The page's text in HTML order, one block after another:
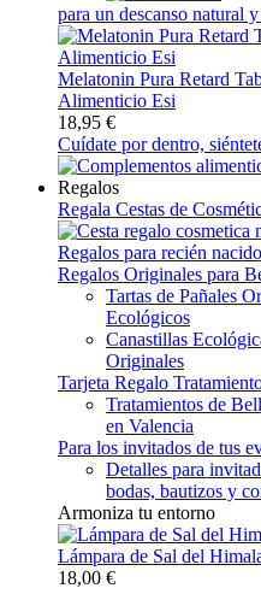
para un descanso natural
Melatonin Pura Retard
Alimenticio Esi
18,95 €
Cuídate por dentro,
Regalos
Regala Cestas de
Regalos para recién
Regalos Originales para
Tartas de Pañales
Ecológicos
Canastillas
Originales
Tarjeta Regalo
Tratamientos de
en Valencia
Para los invitados de tus
Detalles para
bodas, bautizos y
Armoniza tu entorno
Lámpara de Sal del
18,00 €